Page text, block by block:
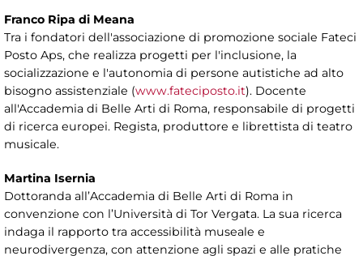
Franco Ripa di Meana
Tra i fondatori dell'associazione di promozione sociale Fateci
Posto Aps, che realizza progetti per l'inclusione, la
socializzazione e l'autonomia di persone autistiche ad alto
bisogno assistenziale (www.fateciposto.it). Docente
all'Accademia di Belle Arti di Roma, responsabile di progetti
di ricerca europei. Regista, produttore e librettista di teatro
musicale.
Martina Isernia
Dottoranda all’Accademia di Belle Arti di Roma in
convenzione con l’Università di Tor Vergata. La sua ricerca
indaga il rapporto tra accessibilità museale e
neurodivergenza, con attenzione agli spazi e alle pratiche